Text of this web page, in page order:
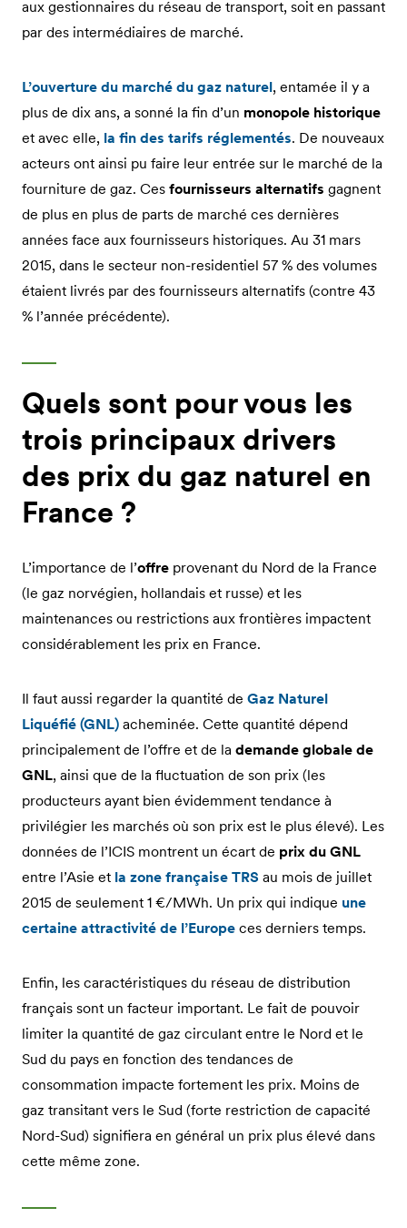
aux gestionnaires du réseau de transport, soit en passant
par des intermédiaires de marché.
L’ouverture du marché du gaz naturel, entamée il y a
plus de dix ans, a sonné la fin d’un monopole historique
et avec elle, la fin des tarifs réglementés. De nouveaux
acteurs ont ainsi pu faire leur entrée sur le marché de la
fourniture de gaz. Ces fournisseurs alternatifs gagnent
de plus en plus de parts de marché ces dernières
années face aux fournisseurs historiques. Au 31 mars
2015, dans le secteur non-residentiel 57 % des volumes
étaient livrés par des fournisseurs alternatifs (contre 43
% l’année précédente).
Quels sont pour vous les
trois principaux drivers
des prix du gaz naturel en
France ?
L’importance de l’offre provenant du Nord de la France
(le gaz norvégien, hollandais et russe) et les
maintenances ou restrictions aux frontières impactent
considérablement les prix en France.
Il faut aussi regarder la quantité de Gaz Naturel
Liquéfié (GNL) acheminée. Cette quantité dépend
principalement de l’offre et de la demande globale de
GNL, ainsi que de la fluctuation de son prix (les
producteurs ayant bien évidemment tendance à
privilégier les marchés où son prix est le plus élevé). Les
données de l’ICIS montrent un écart de prix du GNL
entre l’Asie et la zone française TRS au mois de juillet
2015 de seulement 1 €/MWh. Un prix qui indique une
certaine attractivité de l’Europe ces derniers temps.
Enfin, les caractéristiques du réseau de distribution
français sont un facteur important. Le fait de pouvoir
limiter la quantité de gaz circulant entre le Nord et le
Sud du pays en fonction des tendances de
consommation impacte fortement les prix. Moins de
gaz transitant vers le Sud (forte restriction de capacité
Nord-Sud) signifiera en général un prix plus élevé dans
cette même zone.